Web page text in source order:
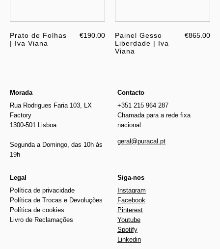
Prato de Folhas
| Iva Viana
€190.00
Painel Gesso
Liberdade | Iva
Viana
€865.00
Morada
Rua Rodrigues Faria 103, LX
Factory
1300-501 Lisboa
Segunda a Domingo, das 10h às
19h
Contacto
+351 215 964 287
Chamada para a rede fixa
nacional
geral@puracal.pt
Legal
Política de privacidade
Política de Trocas e Devoluções
Política de cookies
Livro de Reclamações
Siga-nos
Instagram
Facebook
Pinterest
Youtube
Spotify
Linkedin